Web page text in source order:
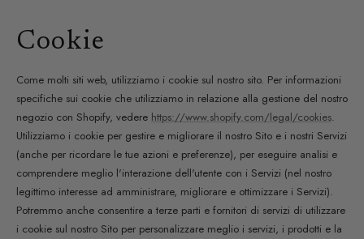
Cookie
Come molti siti web, utilizziamo i cookie sul nostro sito. Per informazioni
specifiche sui cookie che utilizziamo in relazione alla gestione del nostro
negozio con Shopify, vedere https://www.shopify.com/legal/cookies.
Utilizziamo i cookie per gestire e migliorare il nostro Sito e i nostri Servizi
(anche per ricordare le tue azioni e preferenze), per eseguire analisi e
comprendere meglio l'interazione dell'utente con i Servizi (nel nostro
legittimo interesse ad amministrare, migliorare e ottimizzare i Servizi).
Potremmo anche consentire a terze parti e fornitori di servizi di utilizzare
i cookie sul nostro Sito per personalizzare meglio i servizi, i prodotti e la